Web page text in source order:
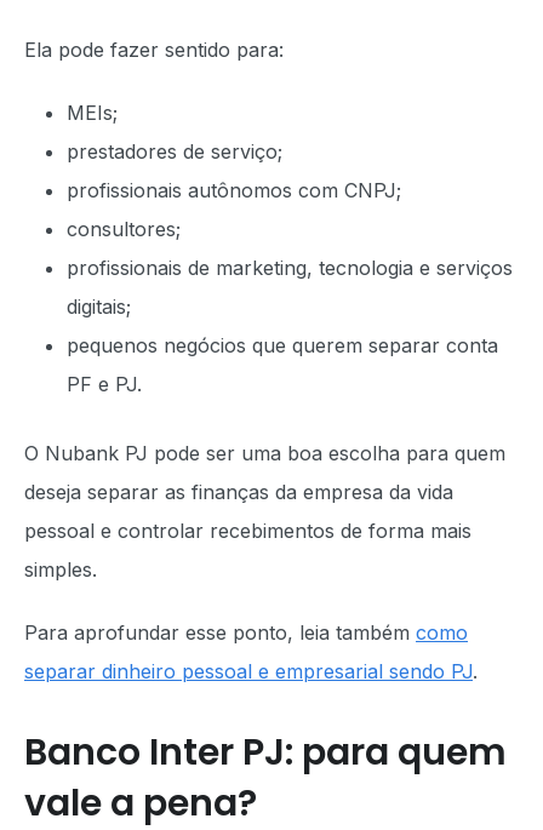
Ela pode fazer sentido para:
MEIs;
prestadores de serviço;
profissionais autônomos com CNPJ;
consultores;
profissionais de marketing, tecnologia e serviços
digitais;
pequenos negócios que querem separar conta
PF e PJ.
O Nubank PJ pode ser uma boa escolha para quem
deseja separar as finanças da empresa da vida
pessoal e controlar recebimentos de forma mais
simples.
Para aprofundar esse ponto, leia também como
separar dinheiro pessoal e empresarial sendo PJ.
Banco Inter PJ: para quem
vale a pena?